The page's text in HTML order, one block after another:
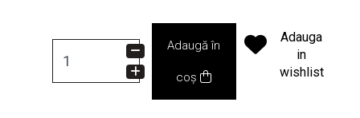
Adaugă în
coș
Adauga
in
wishlist